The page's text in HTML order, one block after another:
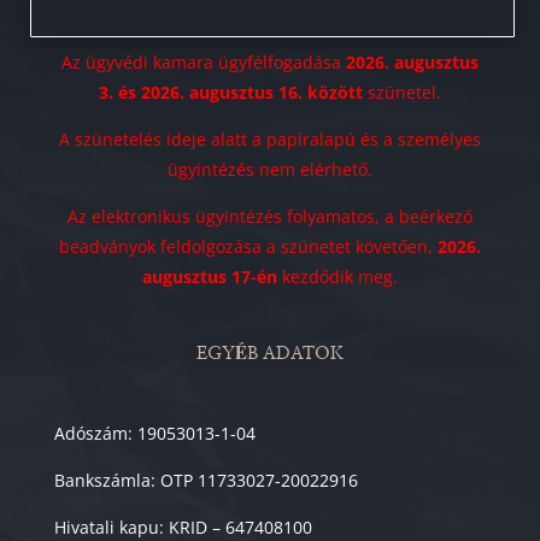
Az ügyvédi kamara ügyfélfogadása 2026. augusztus
3. és 2026. augusztus 16. közöttszünetel.
A szünetelés ideje alatt a papíralapú és a személyes
ügyintézés nem elérhető.
Az elektronikus ügyintézés folyamatos, a beérkező
beadványok feldolgozása a szünetet követően, 2026.
augusztus 17-énkezdődik meg.
EGYÉB ADATOK
Adószám: 19053013-1-04
Bankszámla: OTP 11733027-20022916
Hivatali kapu: KRID – 647408100